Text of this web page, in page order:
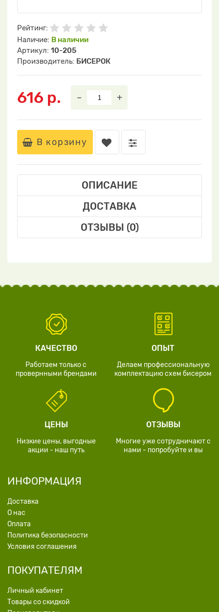
Рейтинг:
Наличие: В наличии
Артикул: 10-205
Производитель: БИСЕРОК
616 р. – +
В корзину
ОПИСАНИЕ
ДОСТАВКА
ОТЗЫВЫ (0)
КАЧЕСТВО
Работаем только с
провернными брендами
ОПЫТ
Делаем профессиональную
комплектацию схем бисером
ЦЕНЫ
Низкие цены, выгодные
акции - наш путь
ОТЗЫВЫ
Многие уже сотрудничают с
нами - попробуйте и вы
ИНФОРМАЦИЯ
Доставка
О нас
Оплата
Политика безопасности
Условия соглашения
ПОКУПАТЕЛЯМ
Личный кабинет
Товары со скидкой